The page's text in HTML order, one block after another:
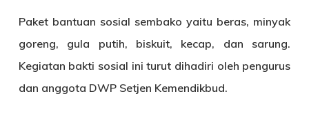
Paket bantuan sosial sembako yaitu beras, minyak
goreng, gula putih, biskuit, kecap, dan sarung.
Kegiatan bakti sosial ini turut dihadiri oleh pengurus
dan anggota DWP Setjen Kemendikbud.